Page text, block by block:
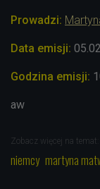
Prowadzi:
Data emisji:
Godzina emisji:
aw
Zobacz więcej na temat:
niemcy martyna